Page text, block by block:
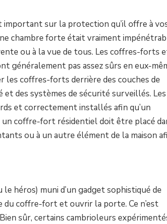
sur la protection qu’il offre à
chambre forte était vraiment
ou à la vue de tous. Les coffres-forts
généralement pas assez sûrs en eux-
les coffres-forts derrière des couches de
des systèmes de sécurité surveillés. Les
et correctement installés afin qu’un
un coffre-fort résidentiel doit être placé
ou à un autre élément de la maison
héros) muni d’un gadget sophistiqué de
coffre-fort et ouvrir la porte. Ce n’est
sûr, certains cambrioleurs